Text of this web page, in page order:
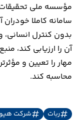
مؤسسه ملی
سامانه کاملا
بدون کنترل
آن را ارزیابی کند،
مهار را تعیین و
محاسبه کند.
ربات شرکت